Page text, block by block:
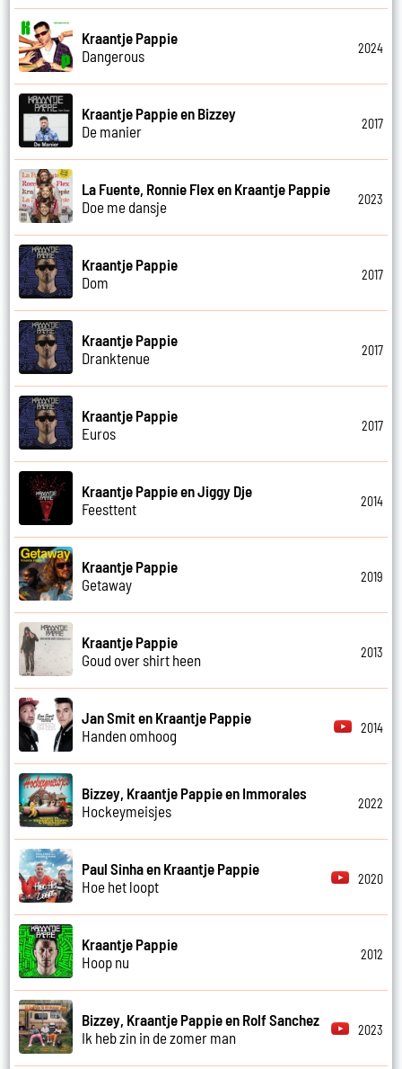
Kraantje Pappie
Dangerous
2024
Kraantje Pappie en Bizzey
De manier
2017
La Fuente, Ronnie Flex en Kraantje Pappie
Doe me dansje
2023
Kraantje Pappie
Dom
2017
Kraantje Pappie
Dranktenue
2017
Kraantje Pappie
Euros
2017
Kraantje Pappie en Jiggy Dje
Feesttent
2014
Kraantje Pappie
Getaway
2019
Kraantje Pappie
Goud over shirt heen
2013
Jan Smit en Kraantje Pappie
Handen omhoog
2014
Bizzey, Kraantje Pappie en Immorales
Hockeymeisjes
2022
Paul Sinha en Kraantje Pappie
Hoe het loopt
2020
Kraantje Pappie
Hoop nu
2012
Bizzey, Kraantje Pappie en Rolf Sanchez
Ik heb zin in de zomer man
2023